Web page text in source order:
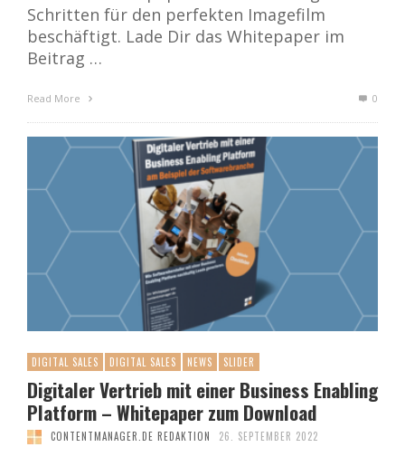
Schritten für den perfekten Imagefilm
beschäftigt. Lade Dir das Whitepaper im
Beitrag …
Read More 0
DIGITAL SALES DIGITAL SALES NEWS SLIDER
Digitaler Vertrieb mit einer Business Enabling
Platform – Whitepaper zum Download
CONTENTMANAGER.DE REDAKTION 26. SEPTEMBER 2022